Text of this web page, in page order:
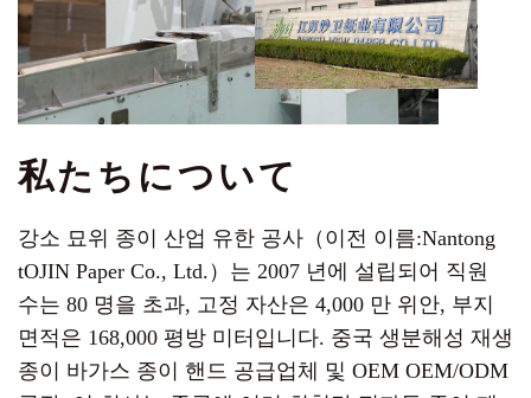
私たちについて
강소 묘위 종이 산업 유한 공사（이전 이름:Nantong
tOJIN Paper Co., Ltd.）는 2007 년에 설립되어 직원
수는 80 명을 초과, 고정 자산은 4,000 만 위안, 부지
면적은 168,000 평방 미터입니다. 중국 생분해성 재생
종이 바가스 종이 핸드 공급업체
및 OEM OEM/ODM